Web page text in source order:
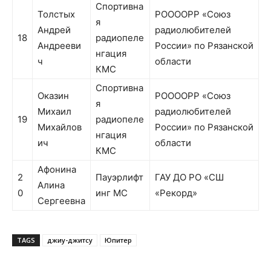
18
Толстых
Андрей
Андрееви
ч
Спортивна
я
радиопеле
нгация
КМС
РООООРР «Союз
радиолюбителей
России» по Рязанской
области
19
Оказин
Михаил
Михайлов
ич
Спортивна
я
радиопеле
нгация
КМС
РООООРР «Союз
радиолюбителей
России» по Рязанской
области
2
0
Афонина
Алина
Сергеевна
Пауэрлифт
инг МС
ГАУ ДО РО «СШ
«Рекорд»
TAGS джиу-джитсу Юпитер